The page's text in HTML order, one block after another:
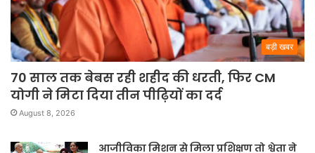
बड़ी खबर
70 साल तक बेबस रही शहीद की धरती, फिर CM
योगी ने मिटा दिया तीन पीढ़ियों का दर्द
August 8, 2026
आजीविका मिशन से मिला प्रशिक्षण तो श्वेता ने